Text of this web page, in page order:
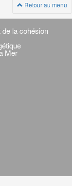
Retour au menu
de la cohésion
Mer